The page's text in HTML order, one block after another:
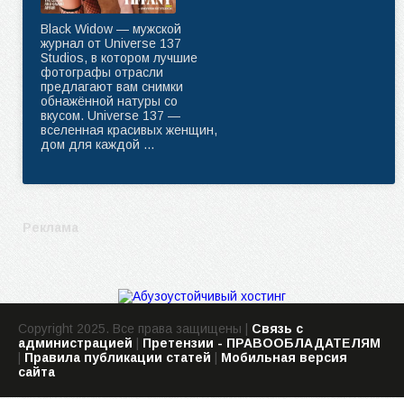
Black Widow — мужской
журнал от Universe 137
Studios, в котором лучшие
фотографы отрасли
предлагают вам снимки
обнажённой натуры со
вкусом. Universe 137 —
вселенная красивых женщин,
дом для каждой ...
Реклама
Copyright 2025. Все права защищены | Связь с
администрацией
Претензии - ПРАВООБЛАДАТЕЛЯМ
Правила публикации статей
Мобильная версия
сайта